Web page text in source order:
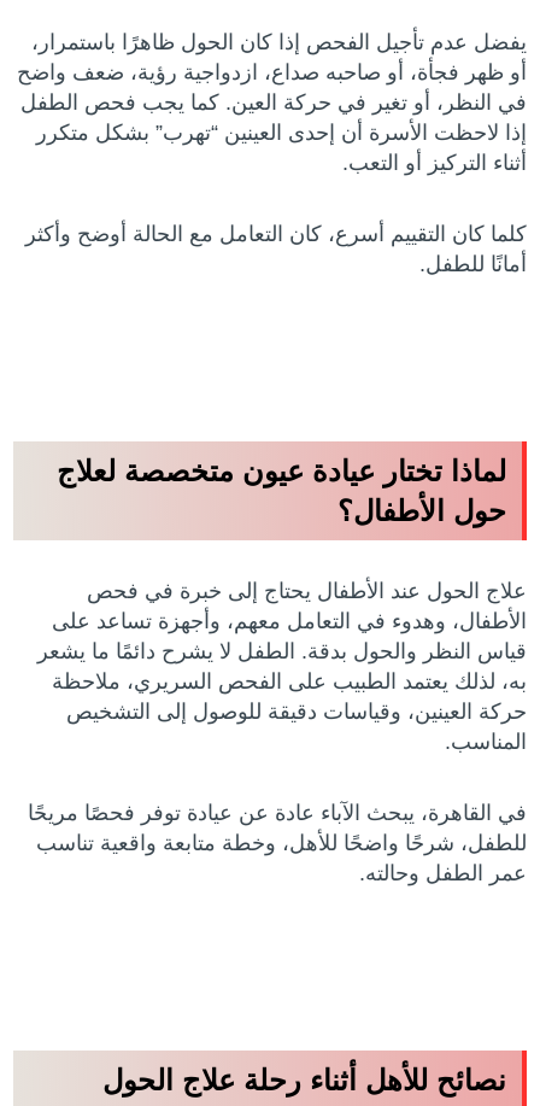
يفضل عدم تأجيل الفحص إذا كان الحول ظاهرًا باستمرار،
أو ظهر فجأة، أو صاحبه صداع، ازدواجية رؤية، ضعف واضح
في النظر، أو تغير في حركة العين. كما يجب فحص الطفل
إذا لاحظت الأسرة أن إحدى العينين “تهرب” بشكل متكرر
أثناء التركيز أو التعب.
كلما كان التقييم أسرع، كان التعامل مع الحالة أوضح وأكثر
أمانًا للطفل.
لماذا تختار عيادة عيون متخصصة لعلاج
حول الأطفال؟
علاج الحول عند الأطفال يحتاج إلى خبرة في فحص
الأطفال، وهدوء في التعامل معهم، وأجهزة تساعد على
قياس النظر والحول بدقة. الطفل لا يشرح دائمًا ما يشعر
به، لذلك يعتمد الطبيب على الفحص السريري، ملاحظة
حركة العينين، وقياسات دقيقة للوصول إلى التشخيص
المناسب.
في القاهرة، يبحث الآباء عادة عن عيادة توفر فحصًا مريحًا
للطفل، شرحًا واضحًا للأهل، وخطة متابعة واقعية تناسب
عمر الطفل وحالته.
نصائح للأهل أثناء رحلة علاج الحول